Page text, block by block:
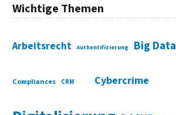
Wichtige Themen
Arbeitsrecht Authentifizierung Big Data
Compliances CRM Cybercrime